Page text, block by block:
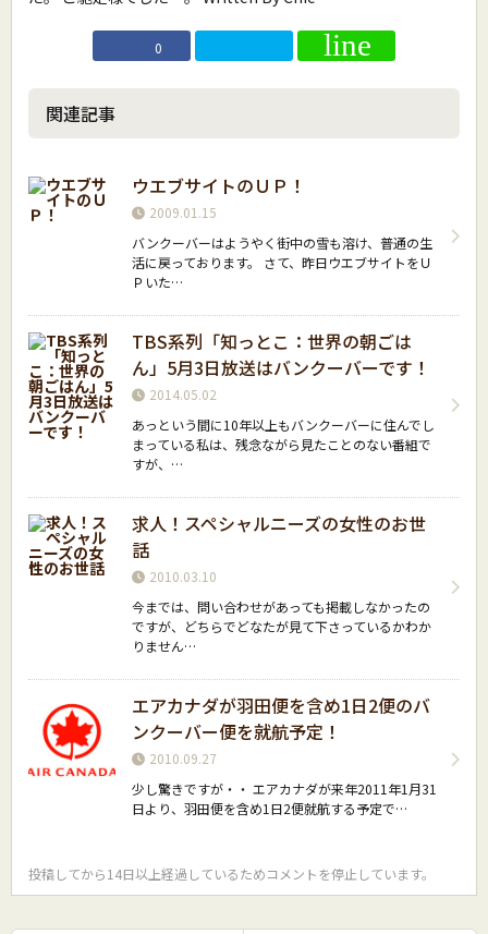
0
関連記事
ウエブサイトのＵＰ！
2009.01.15
バンクーバーはようやく街中の雪も溶け、普通の生
活に戻っております。 さて、昨日ウエブサイトをＵ
Ｐいた…
TBS系列「知っとこ：世界の朝ごは
ん」5月3日放送はバンクーバーです！
2014.05.02
あっという間に10年以上もバンクーバーに住んでし
まっている私は、残念ながら見たことのない番組で
すが、…
求人！スペシャルニーズの女性のお世
話
2010.03.10
今までは、問い合わせがあっても掲載しなかったの
ですが、どちらでどなたが見て下さっているかわか
りません…
エアカナダが羽田便を含め1日2便のバ
ンクーバー便を就航予定！
2010.09.27
少し驚きですが・・ エアカナダが来年2011年1月31
日より、羽田便を含め1日2便就航する予定で…
投稿してから14日以上経過しているためコメントを停止しています。